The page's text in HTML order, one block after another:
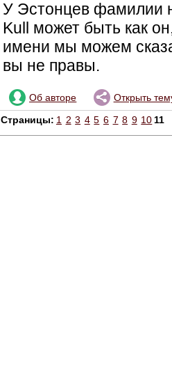
У Эстонцев фамилии
Kull может быть как
имени мы можем
вы не правы.
Об авторе Открыть
Страницы: 1 2 3 4 5 6 7 8 9 10 11